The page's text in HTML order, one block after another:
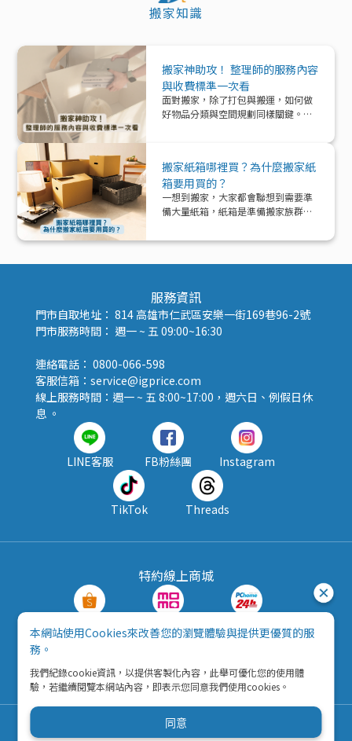
搬家知識
搬家神助攻！ 整理師的服務內容
與收費標準一次看
面對搬家，除了打包與搬運，如何做
好物品分類與空間規劃同樣關鍵。本
一次解析！
搬家紙箱哪裡買？為什麼搬家紙
箱要用買的？
一想到搬家，大家都會聯想到需要準
備大量紙箱，紙箱是準備搬家族群的
服務資訊
門市自取地址： 814 高雄市仁武區安樂一街169巷96-2號
門市服務時間： 週一 ~ 五 09:00~16:30
連絡電話： 0800-066-598
客服信箱：service@igprice.com
線上服務時間：週一 ~ 五 8:00~17:00，週六日、例假日休
息 。
LINE客服 FB粉絲團 Instagram
TikTok Threads
特約線上商城
露天拍賣 酷澎
Copyright © 2026 五九八資訊科技有限公司
本網站使用Cookies來改善您的瀏覽體驗與提供更優質的服
務。
我們紀錄cookie資訊，以提供客製化內容，此舉可優化您的使用體
驗，若繼續閱覽本網站內容，即表示您同意我們使用cookies。
同意